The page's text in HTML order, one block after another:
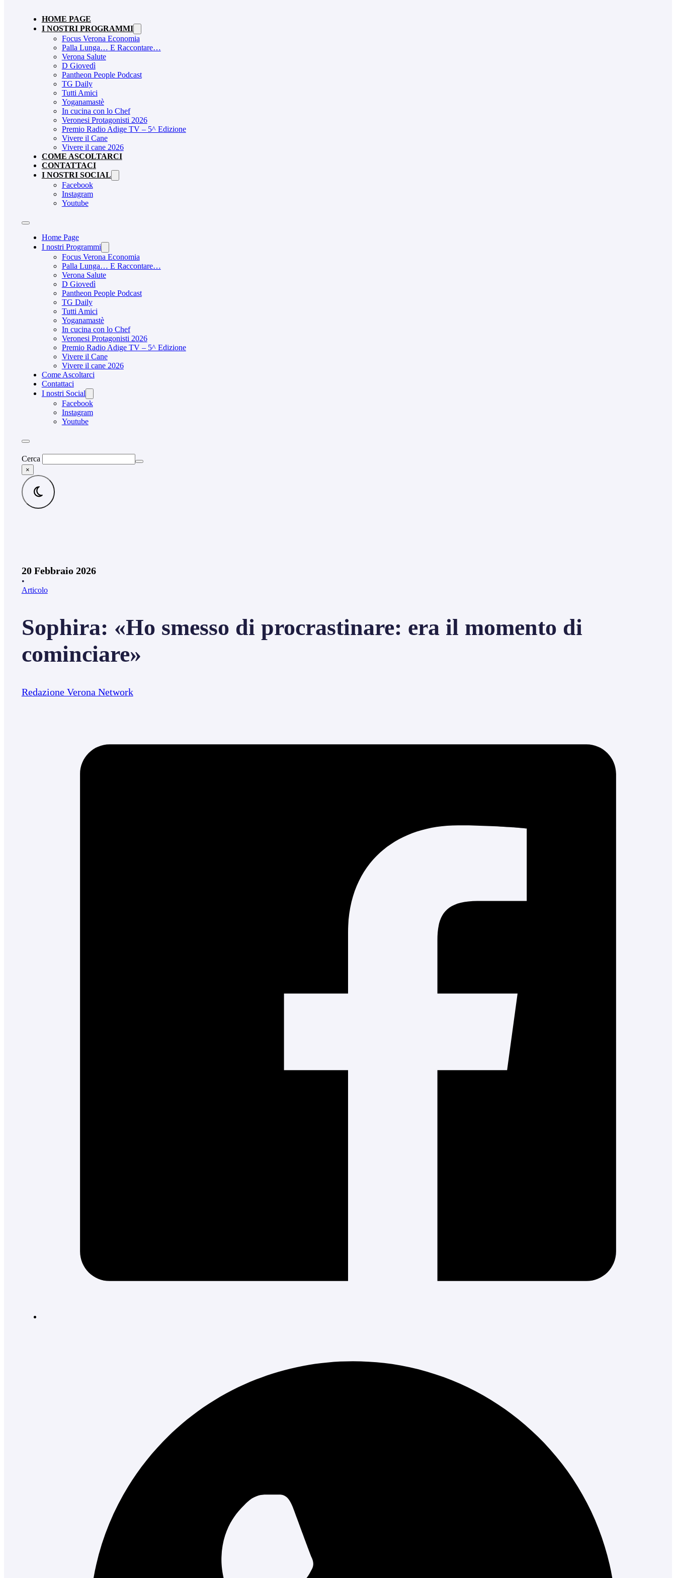
HOME PAGE
I NOSTRI PROGRAMMI
Focus Verona Economia
Palla Lunga… E Raccontare…
Verona Salute
D Giovedì
Pantheon People Podcast
TG Daily
Tutti Amici
Yoganamastè
In cucina con lo Chef
Veronesi Protagonisti 2026
Premio Radio Adige TV – 5^ Edizione
Vivere il Cane
Vivere il cane 2026
COME ASCOLTARCI
CONTATTACI
I NOSTRI SOCIAL
Facebook
Instagram
Youtube
Home Page
I nostri Programmi
Focus Verona Economia
Palla Lunga… E Raccontare…
Verona Salute
D Giovedì
Pantheon People Podcast
TG Daily
Tutti Amici
Yoganamastè
In cucina con lo Chef
Veronesi Protagonisti 2026
Premio Radio Adige TV – 5^ Edizione
Vivere il Cane
Vivere il cane 2026
Come Ascoltarci
Contattaci
I nostri Social
Facebook
Instagram
Youtube
Cerca
×
20 Febbraio 2026
•
Articolo
Sophira: «Ho smesso di procrastinare: era il momento di
cominciare»
Redazione Verona Network